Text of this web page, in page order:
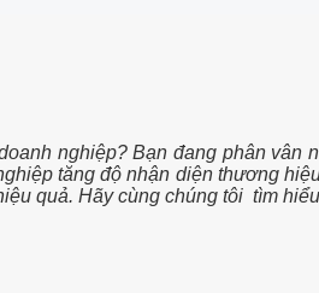
nghiệp? Bạn đang phân
tăng độ nhận diện thương
quả. Hãy cùng chúng tôi tìm